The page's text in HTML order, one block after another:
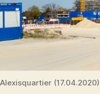
Alexisquartier